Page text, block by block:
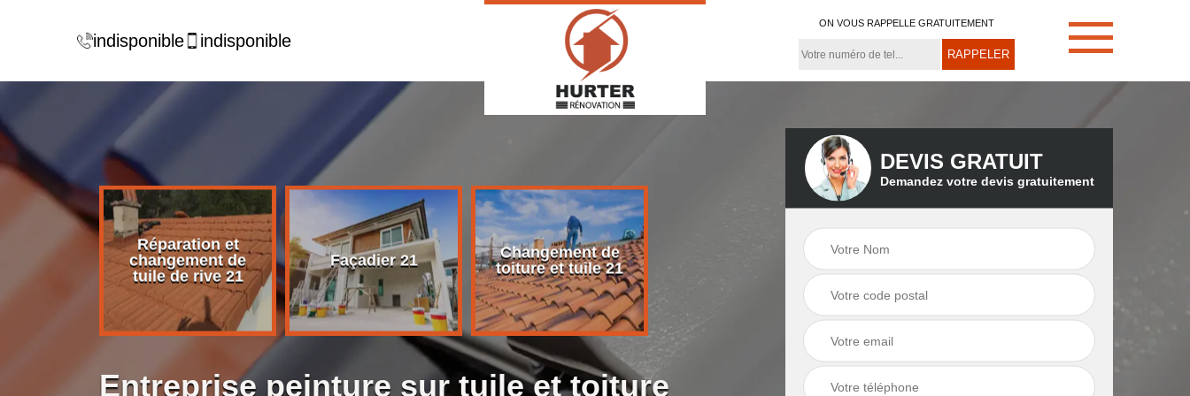
indisponible indisponible
ON VOUS RAPPELLE GRATUITEMENT
Réparation et
changement de
tuile de rive 21
Façadier 21
Changement de
toiture et tuile 21
Démoussage de
toiture 21
Couvreur zingueur
Entreprise peinture sur tuile et toiture
DEVIS GRATUIT
Demandez votre devis gratuitement